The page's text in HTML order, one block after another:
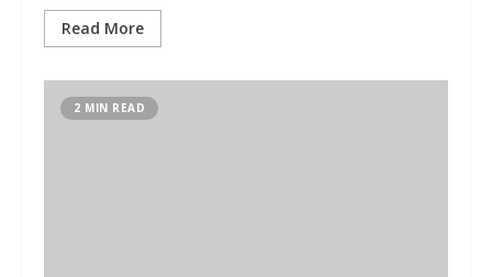
Read More
2 MIN READ